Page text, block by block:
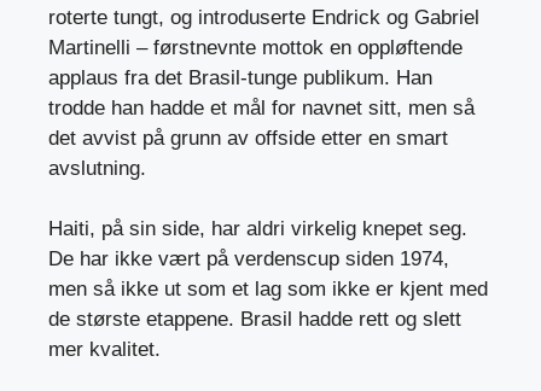
roterte tungt, og introduserte Endrick og Gabriel
Martinelli – førstnevnte mottok en oppløftende
applaus fra det Brasil-tunge publikum. Han
trodde han hadde et mål for navnet sitt, men så
det avvist på grunn av offside etter en smart
avslutning.
Haiti, på sin side, har aldri virkelig knepet seg.
De har ikke vært på verdenscup siden 1974,
men så ikke ut som et lag som ikke er kjent med
de største etappene. Brasil hadde rett og slett
mer kvalitet.